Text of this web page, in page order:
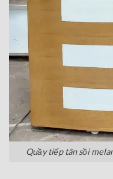
Quầy tiếp tân sồi